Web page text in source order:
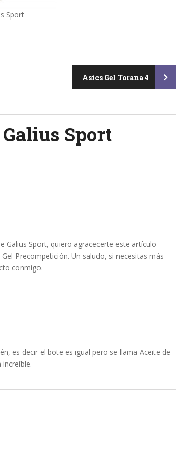
Sport
Asics Gel Torana 4
Sport
Galius Sport, quiero agracecerte este artículo
Precompetición. Un saludo, si necesitas más
conmigo.
es decir el bote es igual pero se llama Aceite de